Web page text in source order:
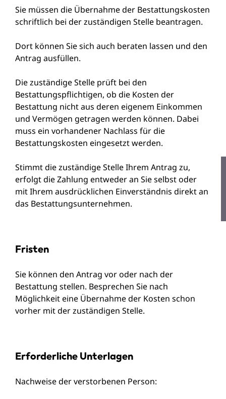
Sie müssen die Übernahme der Bestattungskosten
schriftlich bei der zuständigen Stelle beantragen.
Dort können Sie sich auch beraten lassen und den
Antrag ausfüllen.
Die zuständige Stelle prüft bei den
Bestattungspflichtigen, ob die Kosten der
Bestattung nicht aus deren eigenem Einkommen
und Vermögen getragen werden können. Dabei
muss ein vorhandener Nachlass für die
Bestattungskosten eingesetzt werden.
Stimmt die zuständige Stelle Ihrem Antrag zu,
erfolgt die Zahlung entweder an Sie selbst oder
mit Ihrem ausdrücklichen Einverständnis direkt an
das Bestattungsunternehmen.
Fristen
Sie können den Antrag vor oder nach der
Bestattung stellen. Besprechen Sie nach
Möglichkeit eine Übernahme der Kosten schon
vorher mit der zuständigen Stelle.
Erforderliche Unterlagen
Nachweise der verstorbenen Person: